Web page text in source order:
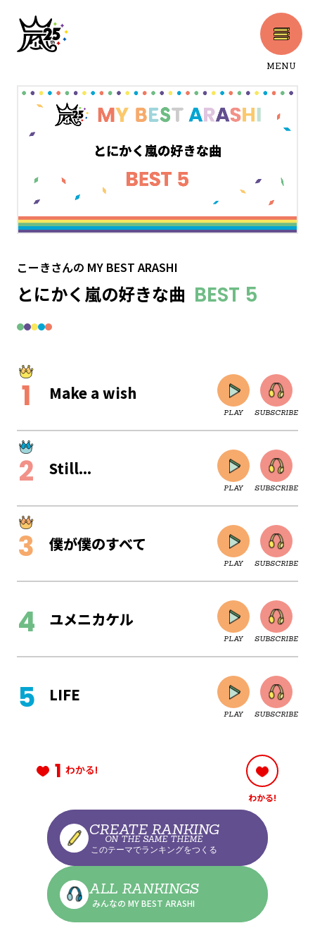
MENU
こーきさんの MY BEST ARASHI
とにかく嵐の好きな曲 BEST 5
Make a wish
PLAY SUBSCRIBE
Still...
PLAY SUBSCRIBE
僕が僕のすべて
PLAY SUBSCRIBE
ユメニカケル
PLAY SUBSCRIBE
CLOSE
LIFE
PLAY SUBSCRIBE
CLOSE
1 わかる!
わかる!
CREATE RANKING
ON THE SAME THEME
このテーマでランキングをつくる
ALL RANKINGS
みんなの MY BEST ARASHI